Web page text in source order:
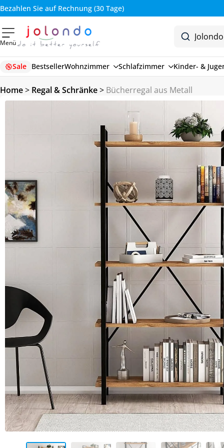
Bezahlen Sie auf Rechnung (30 Tage)
Menü
Sale BestsellerWohnzimmer Schlafzimmer Kinder- &
Home> Regal & Schränke> Bücherregal aus Metall